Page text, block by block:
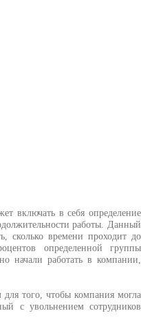
включать в себя определение
работы. Данный
сколько времени проходит до
определенной группы
начали работать в компании,
для того, чтобы компания могла
с увольнением сотрудников